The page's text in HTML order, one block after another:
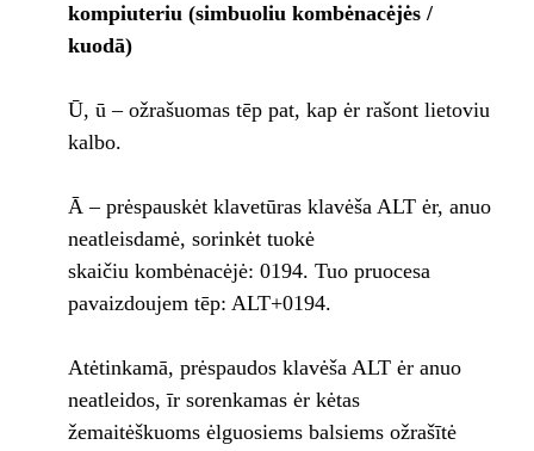
kompiuteriu (simbuoliu kombėnacėjės /
kuodā)
Ū, ū – ožrašuomas tēp pat, kap ėr rašont lietoviu
kalbo.
Ā – prėspauskėt klavetūras klavėša ALT ėr, anuo
neatleisdamė, sorinkėt tuokė
skaičiu kombėnacėjė: 0194. Tuo pruocesa
pavaizdoujem tēp: ALT+0194.
Atėtinkamā, prėspaudos klavėša ALT ėr anuo
neatleidos, īr sorenkamas ėr kėtas
žemaitėškuoms ėlguosiems balsiems ožrašītė